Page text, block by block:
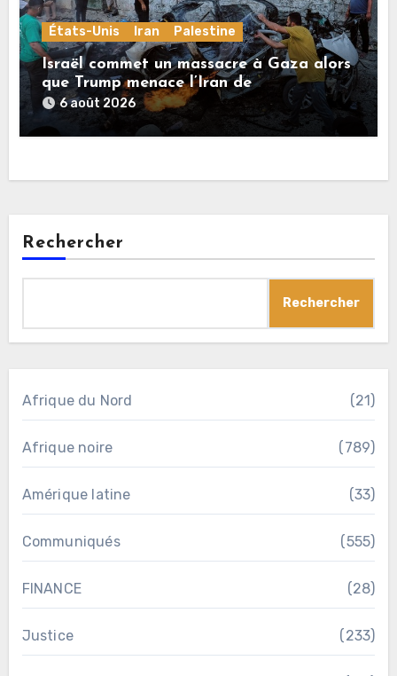
États-Unis Iran Palestine
Israël commet un massacre à Gaza alors
que Trump menace l’Iran de
«décapitation»
6 août 2026
Rechercher
Rechercher
Afrique du Nord (21)
Afrique noire (789)
Amérique latine (33)
Communiqués (555)
FINANCE (28)
Justice (233)